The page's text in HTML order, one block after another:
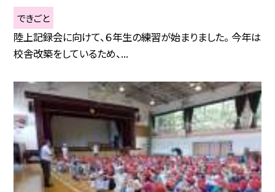
できごと
陸上記録会に向けて、６年生の練習が始まりました。 今年は
校舎改築をしているため、...